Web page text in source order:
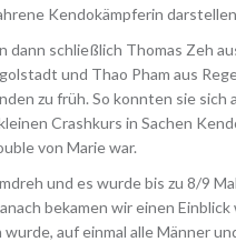
Kendokämpferin
dann schließlich Thomas Zeh
und Thao Pham aus
zu früh. So konnten sie
Crashkurs in Sachen
von Marie war.
und es wurde bis zu 8/9
bekamen wir einen
wurde, auf einmal alle Männer